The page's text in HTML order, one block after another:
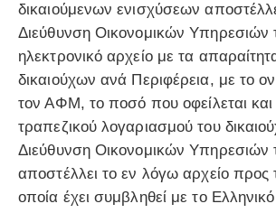
δικαιούμενων ενισχύσεων
Διεύθυνση Οικονομικών
ηλεκτρονικό αρχείο με τα
δικαιούχων ανά Περιφέρεια, με το
τον ΑΦΜ, το ποσό που οφείλεται και
τραπεζικού λογαριασμού του
Διεύθυνση Οικονομικών
αποστέλλει το εν λόγω αρχείο
οποία έχει συμβληθεί με το